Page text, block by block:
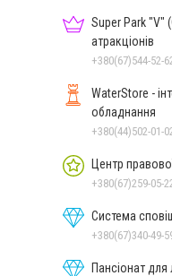
Super Park "V"
атракціонів
WaterStore -
обладнання
Центр
+380(67)259-05-
Система
+380(67)340-49-
Пансіонат для